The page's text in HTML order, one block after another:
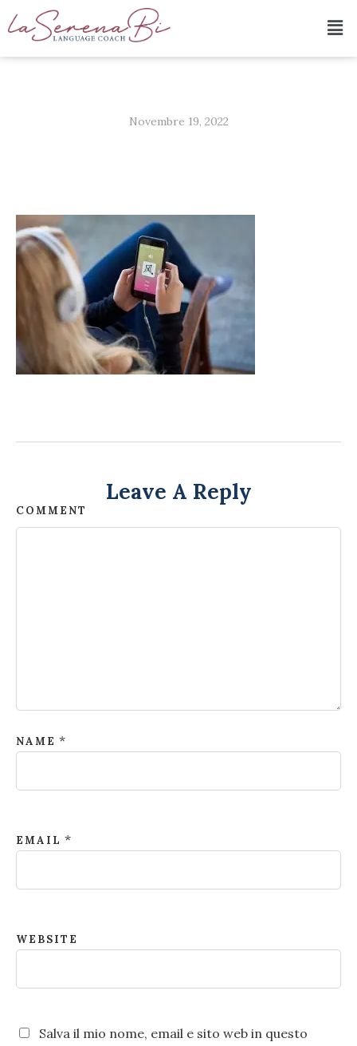
Novembre 19, 2022
Leave A Reply
COMMENT
NAME *
EMAIL *
WEBSITE
Salva il mio nome, email e sito web in questo